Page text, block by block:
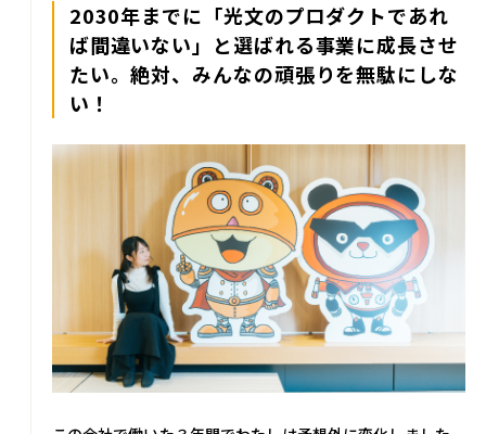
2030年までに「光文のプロダクトであれ
ば間違いない」と選ばれる事業に成長させ
たい。絶対、みんなの頑張りを無駄にしな
い！